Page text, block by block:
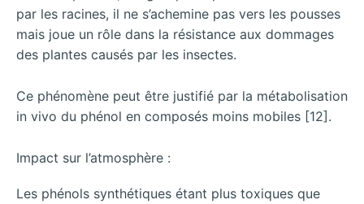
par les racines, il ne s’achemine pas vers les pousses
mais joue un rôle dans la résistance aux dommages
des plantes causés par les insectes.
Ce phénomène peut être justifié par la métabolisation
in vivo du phénol en composés moins mobiles [12].
Impact sur l’atmosphère :
Les phénols synthétiques étant plus toxiques que